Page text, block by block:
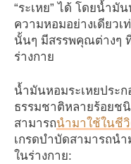
“ระเหย” ได้ โดยน้ำมั
ความหอมอย่างเดียว
นั้นๆ มีสรรพคุณต่างๆ
ร่างกาย
น้ำมันหอมระเหยประ
ธรรมชาติหลายร้อยช
สามารถนำมาใช้ในชี
เกรดบำบัดสามารถน
ในร่างกาย: